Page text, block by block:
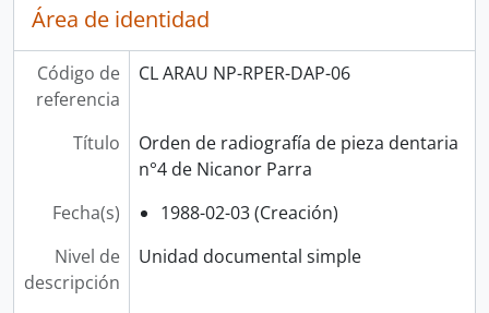
Área de identidad
Código de
referencia
CL ARAU NP-RPER-DAP-06
Título
Orden de radiografía de pieza dentaria
n°4 de Nicanor Parra
Fecha(s)
1988-02-03 (Creación)
Nivel de
descripción
Unidad documental simple